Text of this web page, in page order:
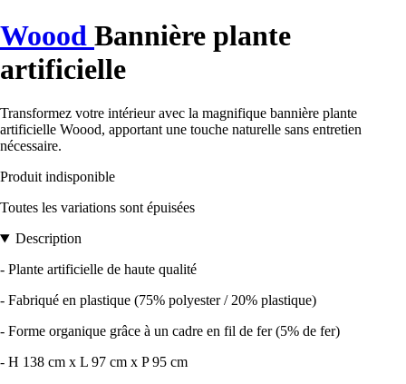
Woood Bannière plante
artificielle
Transformez votre intérieur avec la magnifique bannière plante
artificielle Woood, apportant une touche naturelle sans entretien
nécessaire.
Produit indisponible
Toutes les variations sont épuisées
Description
- Plante artificielle de haute qualité
- Fabriqué en plastique (75% polyester / 20% plastique)
- Forme organique grâce à un cadre en fil de fer (5% de fer)
- H 138 cm x L 97 cm x P 95 cm